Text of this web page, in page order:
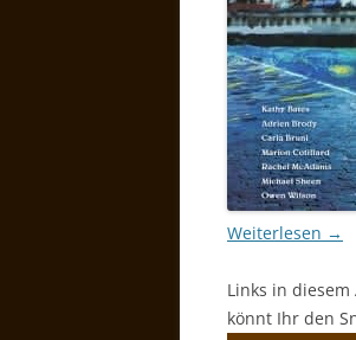
Weiterlesen →
Links in
könnt Ihr den